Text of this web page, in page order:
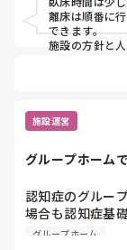
離床は順番に
できます。
施設の方針と
施設運営
グループホーム
認知症のグルー
場合も認知症基
無資格でも大丈
グループホーム